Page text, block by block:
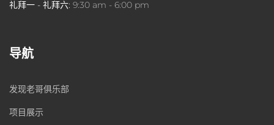
礼拜一 - 礼拜六: 9:30 am - 6:00 pm
导航
发现老哥俱乐部
项目展示